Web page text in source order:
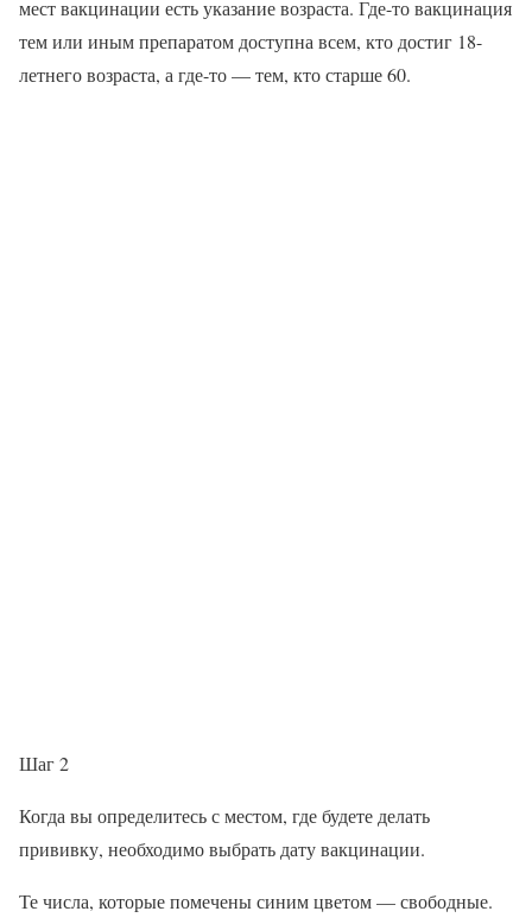
мест вакцинации есть указание возраста. Где-то вакцинация
тем или иным препаратом доступна всем, кто достиг 18-
летнего возраста, а где-то — тем, кто старше 60.
Шаг 2
Когда вы определитесь с местом, где будете делать
прививку, необходимо выбрать дату вакцинации.
Те числа, которые помечены синим цветом — свободные.